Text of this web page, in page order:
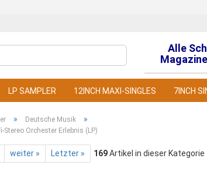
SpracheAlle
LP SAMPLER 12INCH MAXI-SINGLES 7INCH
» Deutsche Musik »
Stereo Orchester Erlebnis (LP)
weiter » Letzter » 169Artikel in dieser Kategorie